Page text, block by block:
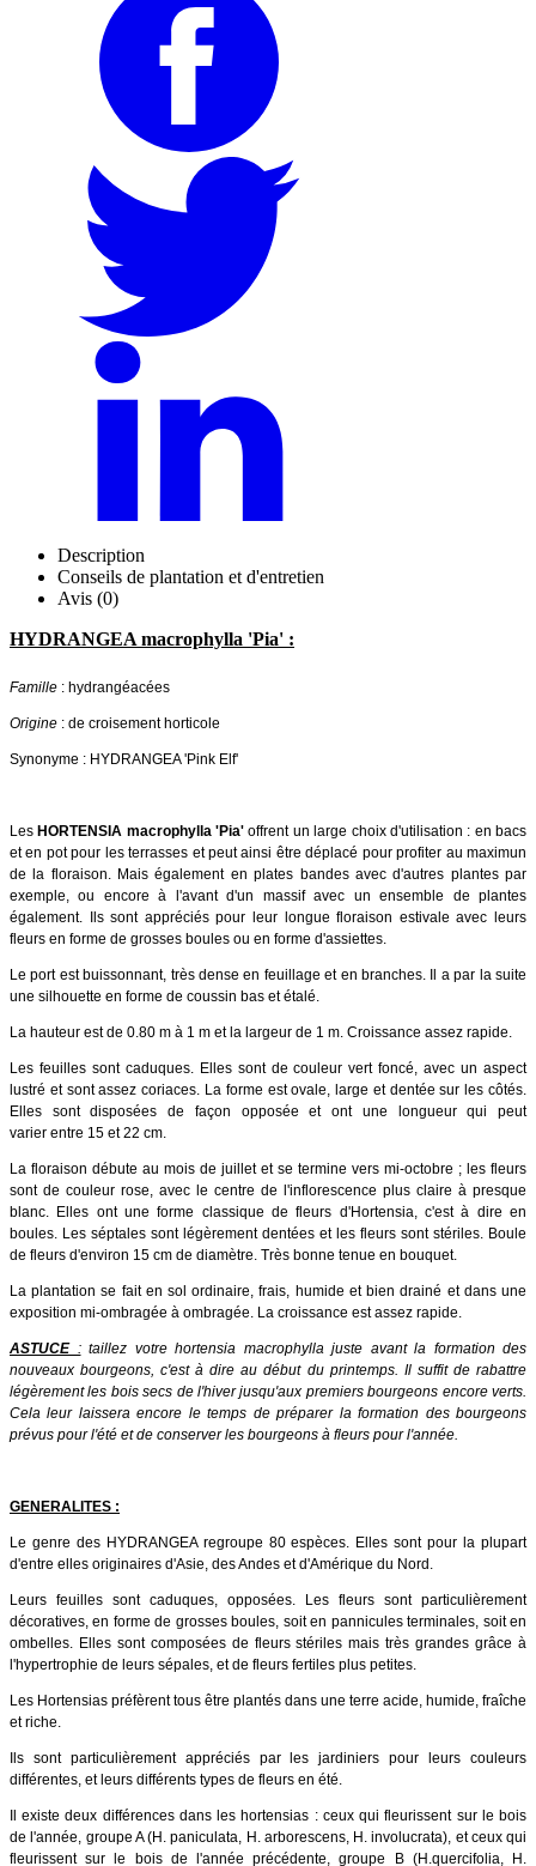
Description
Conseils de plantation et d'entretien
Avis (0)
HYDRANGEA macrophylla 'Pia' :
Famille : hydrangéacées
Origine : de croisement horticole
Synonyme : HYDRANGEA 'Pink Elf'
LesHORTENSIA macrophylla 'Pia'offrent un large choix d'utilisation : en bacs
et en pot pour les terrasses et peut ainsi être déplacé pour profiter au maximun
de la floraison. Mais également en plates bandes avec d'autres plantes par
exemple, ou encore à l'avant d'un massif avec un ensemble de plantes
également. Ils sont appréciés pour leur longue floraison estivale avec leurs
fleurs en forme de grosses boules ou en forme d'assiettes.
Le port est buissonnant, très dense en feuillage et en branches. Il a par la suite
une silhouette en forme de coussin bas et étalé.
La hauteur est de 0.80 m à 1 m et la largeur de 1 m. Croissance assez rapide.
Les feuilles sont caduques. Elles sont de couleur vert foncé, avec un aspect
lustré et sont assez coriaces. La forme est ovale, large et dentée sur les côtés.
Elles sont disposées de façon opposée et ont une longueur qui peut
varier entre 15 et 22 cm.
La floraison débute au mois de juillet et se termine vers mi-octobre ; les fleurs
sont de couleur rose, avec le centre de l'inflorescence plus claire à presque
blanc. Elles ont une forme classique de fleurs d'Hortensia, c'est à dire en
boules. Les séptales sont légèrement dentées et les fleurs sont stériles. Boule
de fleurs d'environ 15 cm de diamètre. Très bonne tenue en bouquet.
La plantation se fait en sol ordinaire, frais, humide et bien drainé et dans une
exposition mi-ombragée à ombragée. La croissance est assez rapide.
ASTUCE:taillez votre hortensia macrophylla juste avant la formation des
nouveaux bourgeons, c'est à dire au début du printemps. Il suffit de rabattre
légèrement les bois secs de l'hiver jusqu'aux premiers bourgeons encore verts.
Cela leur laissera encore le temps de préparer la formation des bourgeons
prévus pour l'été et de conserver les bourgeons à fleurs pour l'année.
GENERALITES :
Le genre des HYDRANGEA regroupe 80 espèces. Elles sont pour la plupart
d'entre elles originaires d'Asie, des Andes et d'Amérique du Nord.
Leurs feuilles sont caduques, opposées. Les fleurs sont particulièrement
décoratives, en forme de grosses boules, soit en pannicules terminales, soit en
ombelles. Elles sont composées de fleurs stériles mais très grandes grâce à
l'hypertrophie de leurs sépales, et de fleurs fertiles plus petites.
Les Hortensias préfèrent tous être plantés dans une terre acide, humide, fraîche
et riche.
Ils sont particulièrement appréciés par les jardiniers pour leurs couleurs
différentes, et leurs différents types de fleurs en été.
Il existe deux différences dans les hortensias : ceux qui fleurissent sur le bois
de l'année, groupe A (H. paniculata, H. arborescens, H. involucrata), et ceux qui
fleurissent sur le bois de l'année précédente, groupe B (H.quercifolia, H.